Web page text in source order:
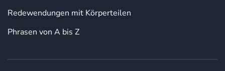
Redewendungen mit Körperteilen
Phrasen von A bis Z